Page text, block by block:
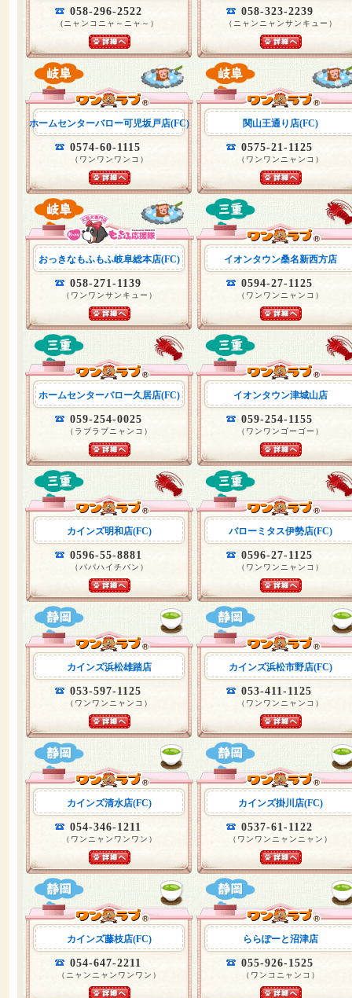
058-296-2522
(ニャンコニャ～ニャ～）
058-323-2239
（ニャンニャンサンキュー）
ホームセンターバロー可児坂戸店(FC)
0574-60-1115
（ワンワンワンコ）
関山王通り店(FC)
0575-21-1125
（ワンワンニャンコ）
おっきなもふもふ岐阜総本店(FC)
058-271-1139
（ワンワンサンキュー）
イオンタウン桑名新西方店
0594-27-1125
（ワンワンニャンコ）
ホームセンターバロー久居店(FC)
059-254-0025
（ラブラブニャンコ）
イオンタウン津城山店
059-254-1155
（ワンワンゴーゴー）
カインズ明和店(FC)
0596-55-8881
（パパハイチバン）
バローミタス伊勢店(FC)
0596-27-1125
（ワンワンニャンコ）
カインズ浜松雄踏店
053-597-1125
（ワンワンニャンコ）
カインズ浜松市野店(FC)
053-411-1125
（ワンワンニャンコ）
カインズ清水店(FC)
054-346-1211
（ワンニャンワンワン）
カインズ掛川店(FC)
0537-61-1122
（ワンワンニャンニャン）
カインズ藤枝店(FC)
054-647-2211
（ニャンニャンワンワン）
ららぽーと沼津店
055-926-1525
（ワンコニャンコ）